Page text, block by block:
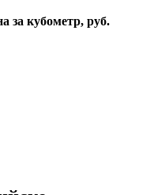
за кубометр, руб.